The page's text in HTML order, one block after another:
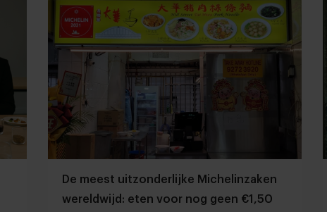
De meest uitzonderlijke Michelinzaken
wereldwijd: eten voor nog geen €1,50